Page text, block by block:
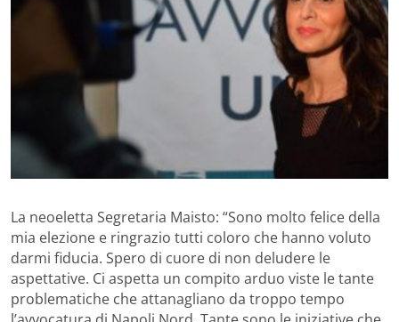
La neoeletta Segretaria Maisto: “Sono molto felice della
mia elezione e ringrazio tutti coloro che hanno voluto
darmi fiducia. Spero di cuore di non deludere le
aspettative. Ci aspetta un compito arduo viste le tante
problematiche che attanagliano da troppo tempo